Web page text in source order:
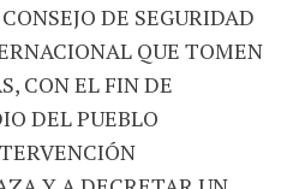
DE SEGURIDAD
QUE TOMEN
CON EL FIN DE
DEL PUEBLO